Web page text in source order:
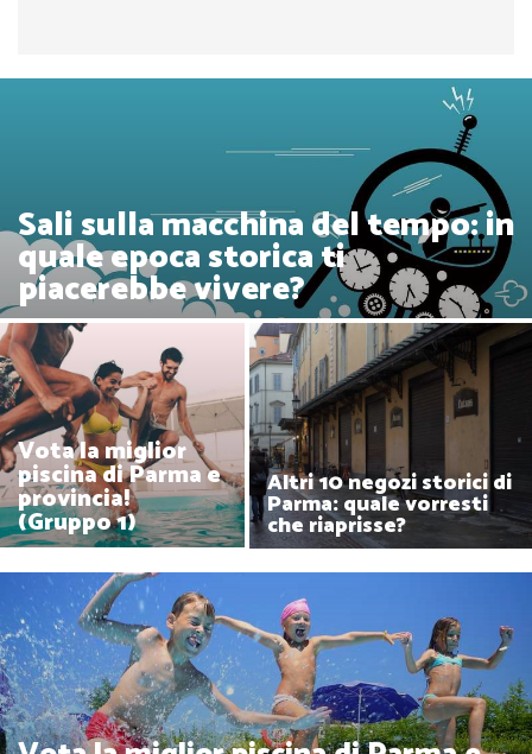
Sali sulla macchina del tempo: in
quale epoca storica ti
piacerebbe vivere?
Vota la miglior
piscina di Parma e
provincia!
(Gruppo 1)
Altri 10 negozi storici di
Parma: quale vorresti
che riaprisse?